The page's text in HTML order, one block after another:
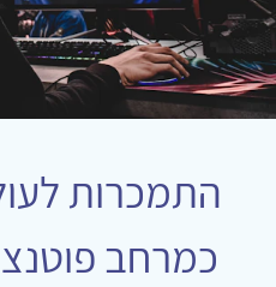
התמכרות
כמרחב